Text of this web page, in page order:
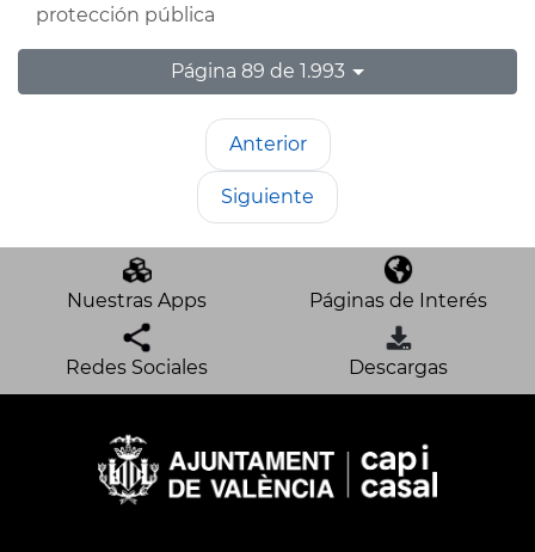
protección pública
Página 89 de 1.993
Anterior
Siguiente
Nuestras Apps Páginas de Interés
Redes Sociales Descargas